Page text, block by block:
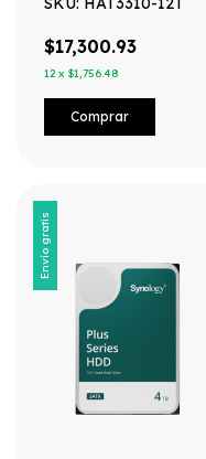
Especializados para NAS
$17,300.93
12 x $1,756.48
Envío gratis